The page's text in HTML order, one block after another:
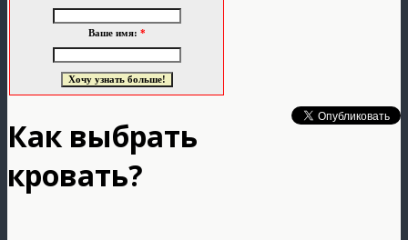
Ваше имя: *
Как выбрать
кровать?